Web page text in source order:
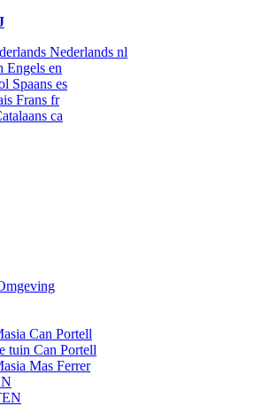
Nederlands nl
Engels en
Spaans es
Frans fr
ca
Can Portell
tuin Can Portell
Mas Ferrer